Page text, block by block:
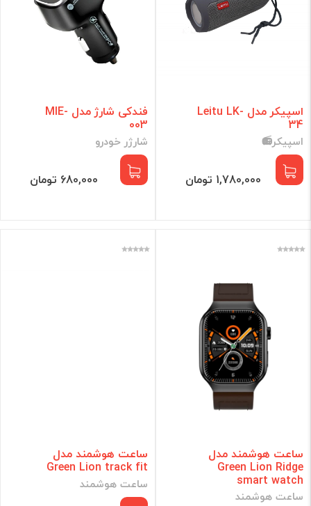
اسپیکر مدل Leitu LK-
34
اسپیکر📻
1,780,000 تومان
فندکی شارژ مدل MIE-
003
شارژر خودرو
680,000 تومان
ساعت هوشمند مدل
Green Lion Ridge
smart watch
ساعت هوشمند
ساعت هوشمند مدل
Green Lion track fit
ساعت هوشمند